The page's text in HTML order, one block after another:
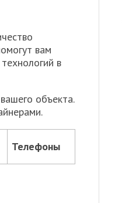
вам
в
объекта.
Телефоны